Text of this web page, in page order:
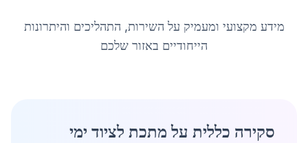
מידע מקצועי ומעמיק על השירות, התהליכים והיתרונות
הייחודיים באזור שלכם
סקירה כללית על מתכת לציוד ימי